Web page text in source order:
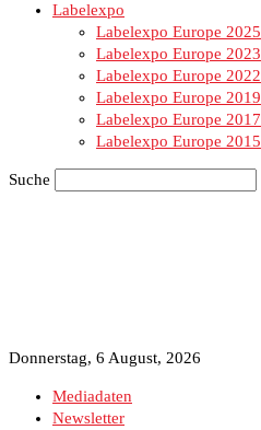
Labelexpo
Labelexpo Europe 2025
Labelexpo Europe 2023
Labelexpo Europe 2022
Labelexpo Europe 2019
Labelexpo Europe 2017
Labelexpo Europe 2015
Suche
Donnerstag, 6 August, 2026
Mediadaten
Newsletter